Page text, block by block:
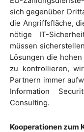
sich gegenüber
die Angriffsfläche,
nötige IT-
müssen
Lösungen die
zu kontrollieren,
Partnern immer
Information
Consulting.
Kooperationen zum